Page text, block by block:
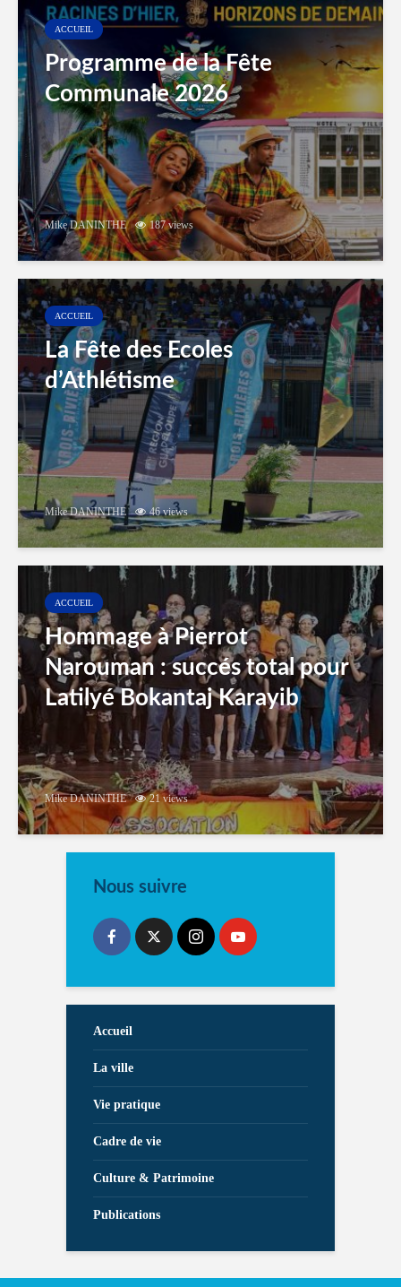
ACCUEIL
Programme de la Fête
Communale 2026
Mike DANINTHE 187 views
ACCUEIL
La Fête des Ecoles
d’Athlétisme
Mike DANINTHE 46 views
ACCUEIL
Hommage à Pierrot
Narouman : succés total pour
Latilyé Bokantaj Karayib
Mike DANINTHE 21 views
Nous suivre
Accueil
La ville
Vie pratique
Cadre de vie
Culture & Patrimoine
Publications